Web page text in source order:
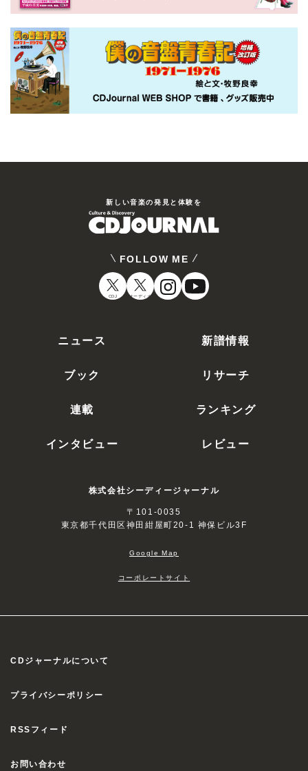
新しい⾳楽の発⾒と体験を
FOLLOW ME
CDJ オーディオ
ニュース 新譜情報
ブック リサーチ
連載 ランキング
インタビュー レビュー
株式会社シーディージャーナル
〒101-0035
東京都千代田区神田紺屋町20-1 神保ビル3F
Google Map
コーポレートサイト
CDジャーナルについて
プライバシーポリシー
RSSフィード
お問い合わせ